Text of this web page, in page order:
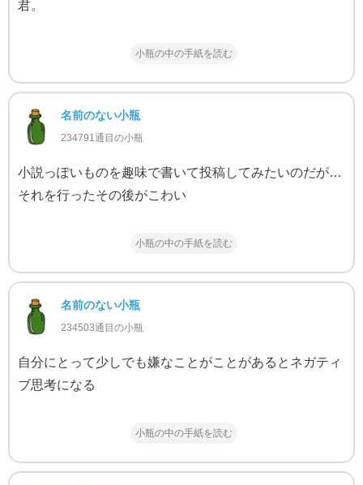
君。
小瓶の中の手紙を読む
名前のない小瓶
234791通目の小瓶
小説っぽいものを趣味で書いて投稿してみたいのだが…
それを行ったその後がこわい
小瓶の中の手紙を読む
名前のない小瓶
234503通目の小瓶
自分にとって少しでも嫌なことがことがあるとネガティ
ブ思考になる
小瓶の中の手紙を読む